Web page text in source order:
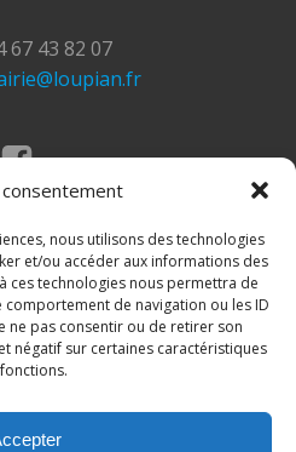
nous utilisons des technologies
et/ou accéder aux informations des
ces technologies nous permettra de
de navigation ou les ID
ne pas consentir ou de retirer son
négatif sur certaines caractéristiques
67 43 82 07